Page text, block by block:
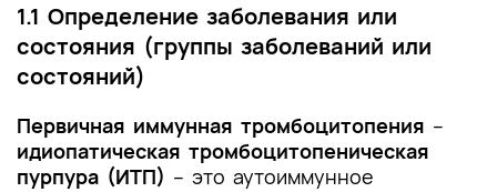
1.1 Определение заболевания или
состояния (группы заболеваний или
состояний)
Первичная иммунная тромбоцитопения –
идиопатическая тромбоцитопеническая
пурпура (ИТП) – это аутоиммунное